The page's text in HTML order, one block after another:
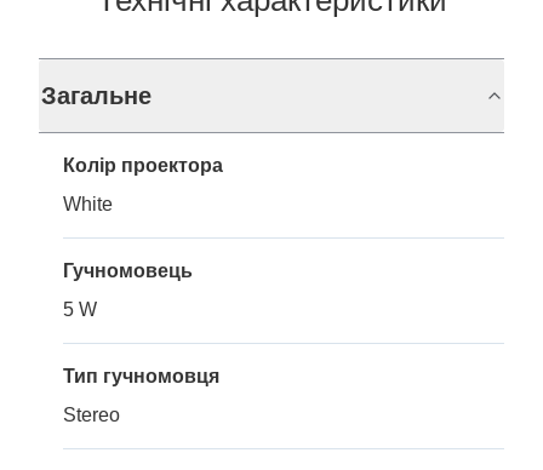
Загальне
Колір проектора
White
Гучномовець
5 W
Тип гучномовця
Stereo